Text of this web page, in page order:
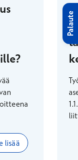
on
lisää
Palaute